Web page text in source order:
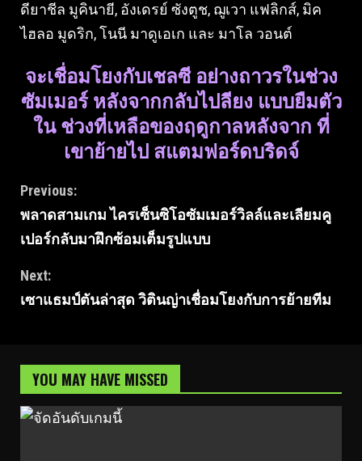
ดียาชีล มูคินายี, อังเดรย์ ซังตูช, ฌูเวา แฟลิกส์, มิค
ไฮลอ มูดริก, โนนี มาดูเอเก และ มาโล วอนต์
จะเชื่อมโยงกับเชลซี อย่างถาวรในช่วง
ซัมเมอร์ หลังจากกลับไปลียง แบบยืมตัว
ใน ช่วงที่เหลือของฤดูกาลหลังจาก ที่
เขาย้ายไป สแตมฟอร์ดบริดจ์
Continue
Reading
Previous:
พลาดสามเกม ไครเซ็นซิโอซัมเมอร์วิลล์และเลียมคู
เปอร์กลับมาฝึกซ้อมเต็มรูปแบบ
Next:
เซาแธมป์ตันล่าสุด วิตินญ่าเชื่อมโยงกับการย้ายทีม
YOU MAY HAVE MISSED